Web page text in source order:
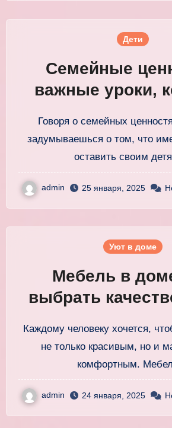
Дети
Семейные
важные уроки,
Говоря о семейных ценностях, невольно
задумываешься о том, что
оставить своим
admin 25 января, 2025
Уют в доме
Мебель в
выбрать
Каждому человеку хочется, чтобы его дом был
не только красивым, но и
комфортным.
admin 24 января, 2025